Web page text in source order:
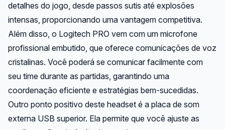
detalhes do jogo, desde passos sutis até explosões
intensas, proporcionando uma vantagem competitiva.
Além disso, o Logitech PRO vem com um microfone
profissional embutido, que oferece comunicações de voz
cristalinas. Você poderá se comunicar facilmente com
seu time durante as partidas, garantindo uma
coordenação eficiente e estratégias bem-sucedidas.
Outro ponto positivo deste headset é a placa de som
externa USB superior. Ela permite que você ajuste as